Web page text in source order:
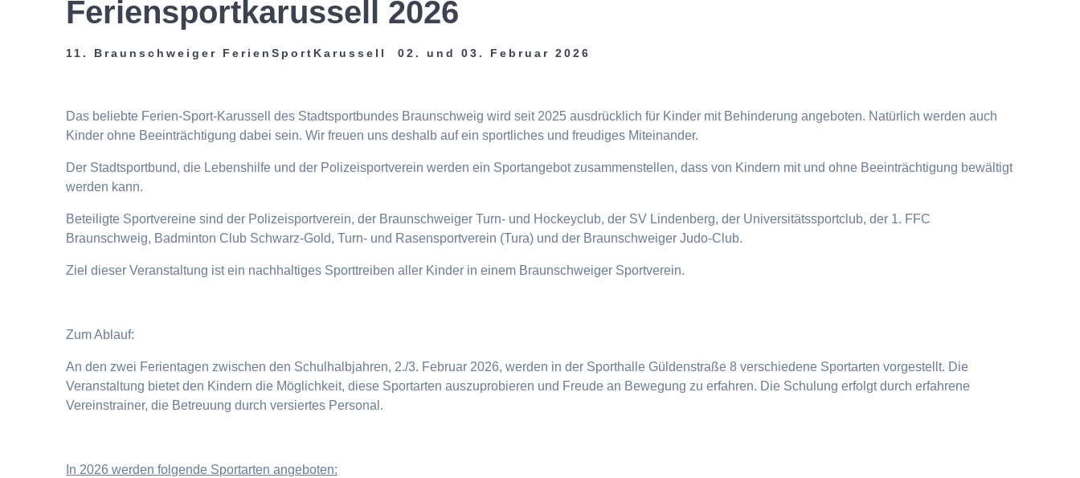
Feriensportkarussell 2026
11. Braunschweiger FerienSportKarussell 02. und 03. Februar 2026
Das beliebte Ferien-Sport-Karussell des Stadtsportbundes Braunschweig wird seit 2025 ausdrücklich für Kinder mit Behinderung angeboten. Natürlich werden auch
Kinder ohne Beeinträchtigung dabei sein. Wir freuen uns deshalb auf ein sportliches und freudiges Miteinander.
Der Stadtsportbund, die Lebenshilfe und der Polizeisportverein werden ein Sportangebot zusammenstellen, dass von Kindern mit und ohne Beeinträchtigung bewältigt
werden kann.
Beteiligte Sportvereine sind der Polizeisportverein, der Braunschweiger Turn- und Hockeyclub, der SV Lindenberg, der Universitätssportclub, der 1. FFC
Braunschweig, Badminton Club Schwarz-Gold, Turn- und Rasensportverein (Tura) und der Braunschweiger Judo-Club.
Ziel dieser Veranstaltung ist ein nachhaltiges Sporttreiben aller Kinder in einem Braunschweiger Sportverein.
Zum Ablauf:
An den zwei Ferientagen zwischen den Schulhalbjahren, 2./3. Februar 2026, werden in der Sporthalle Güldenstraße 8 verschiedene Sportarten vorgestellt. Die
Veranstaltung bietet den Kindern die Möglichkeit, diese Sportarten auszuprobieren und Freude an Bewegung zu erfahren. Die Schulung erfolgt durch erfahrene
Vereinstrainer, die Betreuung durch versiertes Personal.
n 2026 werden folgende Sportarten angeboten: